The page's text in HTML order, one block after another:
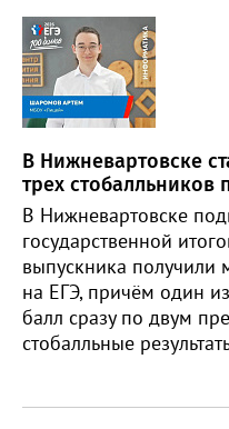
В Нижневартовске
трех стобалльников
В Нижневартовске
государственной
выпускника получили
на ЕГЭ, причём один
балл сразу по двум
стобалльные